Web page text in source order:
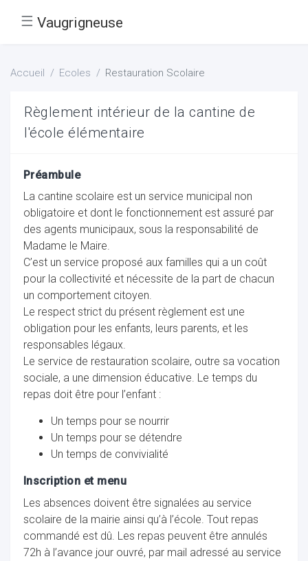
☰ Vaugrigneuse
Accueil Ecoles Restauration Scolaire
Règlement intérieur de la cantine de
l'école élémentaire
Préambule
La cantine scolaire est un service municipal non
obligatoire et dont le fonctionnement est assuré par
des agents municipaux, sous la responsabilité de
Madame le Maire.
C’est un service proposé aux familles qui a un coût
pour la collectivité et nécessite de la part de chacun
un comportement citoyen.
Le respect strict du présent règlement est une
obligation pour les enfants, leurs parents, et les
responsables légaux.
Le service de restauration scolaire, outre sa vocation
sociale, a une dimension éducative. Le temps du
repas doit être pour l’enfant :
Un temps pour se nourrir
Un temps pour se détendre
Un temps de convivialité
Inscription et menu
Les absences doivent être signalées au service
scolaire de la mairie ainsi qu’à l’école. Tout repas
commandé est dû. Les repas peuvent être annulés
72h à l’avance jour ouvré, par mail adressé au service